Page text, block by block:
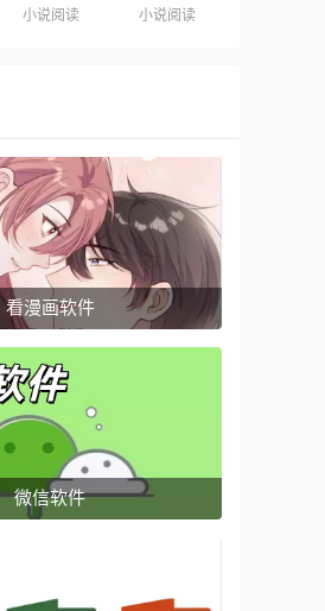
小说阅读 小说阅读
看漫画软件
微信软件